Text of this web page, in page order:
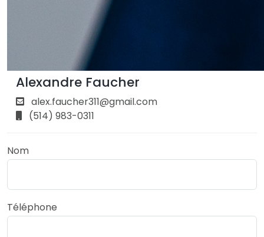
Alexandre Faucher
alex.faucher311@gmail.com
(514) 983-0311
Nom
Téléphone